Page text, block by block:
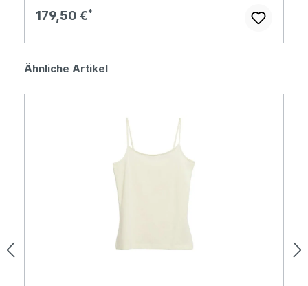
Regulärer Preis:
179,50 €
Produktgalerie überspringen
Ähnliche Artikel